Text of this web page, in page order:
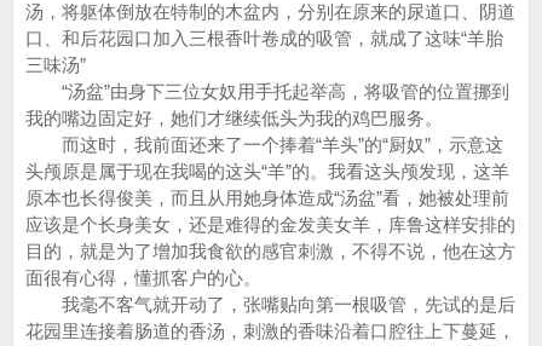
汤，将躯体倒放在特制的木盆内，分别在原来的尿道口、阴道
口、和后花园口加入三根香叶卷成的吸管，就成了这味“羊胎
三味汤”
“汤盆”由身下三位女奴用手托起举高，将吸管的位置挪到
我的嘴边固定好，她们才继续低头为我的鸡巴服务。
而这时，我前面还来了一个捧着“羊头”的“厨奴”，示意这
头颅原是属于现在我喝的这头“羊”的。我看这头颅发现，这羊
原本也长得俊美，而且从用她身体造成“汤盆”看，她被处理前
应该是个长身美女，还是难得的金发美女羊，库鲁这样安排的
目的，就是为了增加我食欲的感官刺激，不得不说，他在这方
面很有心得，懂抓客户的心。
我毫不客气就开动了，张嘴贴向第一根吸管，先试的是后
花园里连接着肠道的香汤，刺激的香味沿着口腔往上下蔓延，